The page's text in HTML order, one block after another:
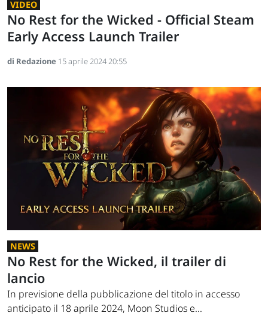
VIDEO
No Rest for the Wicked - Official Steam
Early Access Launch Trailer
di Redazione 15 aprile 2024 20:55
NEWS
No Rest for the Wicked, il trailer di
lancio
In previsione della pubblicazione del titolo in accesso
anticipato il 18 aprile 2024, Moon Studios e...